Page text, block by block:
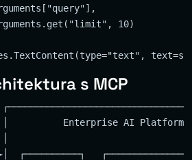
10)
s MCP
Enterprise AI Platform
┌──────────┐   ┌──────────────┐